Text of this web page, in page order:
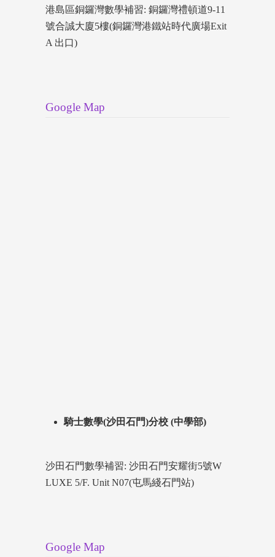
港島區銅鑼灣數學補習: 銅鑼灣禮頓道9-11
號合誠大廈5樓(銅鑼灣港鐵站時代廣場Exit
A 出口)
Google Map
騎士數學(沙田石門)分校 (中學部)
沙田石門數學補習: 沙田石門安耀街5號W
LUXE 5/F. Unit N07(屯馬綫石門站)
Google Map